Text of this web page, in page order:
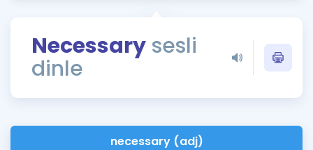
Rehberlik Aracı
ÖSYM Sınav Takvimi
Necessary sesli
dinle
necessary (adj)